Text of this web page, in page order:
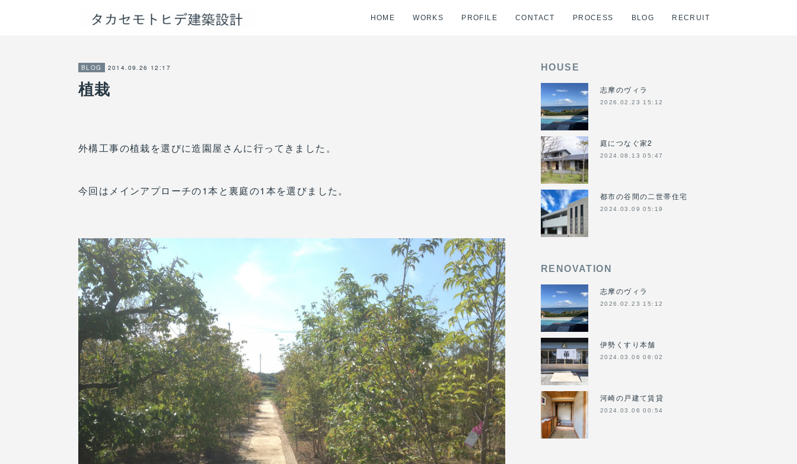
HOME WORKS PROFILE CONTACT PROCESS BLOG RECRUIT
BLOG 2014.09.26 12:17
植栽
外構工事の植栽を選びに造園屋さんに行ってきました。
今回はメインアプローチの1本と裏庭の1本を選びました。
HOUSE
志摩のヴィラ
2026.02.23 15:12
庭につなぐ家2
2024.08.13 05:47
都市の谷間の二世帯住宅
2024.03.09 05:19
RENOVATION
志摩のヴィラ
2026.02.23 15:12
伊勢くすり本舗
2024.03.06 06:02
河崎の戸建て賃貸
2024.03.06 00:54